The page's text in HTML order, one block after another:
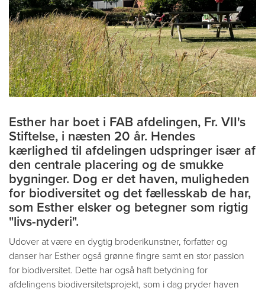
Esther har boet i FAB afdelingen, Fr. VII's
Stiftelse, i næsten 20 år. Hendes
kærlighed til afdelingen udspringer især af
den centrale placering og de smukke
bygninger. Dog er det haven, muligheden
for biodiversitet og det fællesskab de har,
som Esther elsker og betegner som rigtig
"livs-nyderi".
Udover at være en dygtig broderikunstner, forfatter og
danser har Esther også grønne fingre samt en stor passion
for biodiversitet. Dette har også haft betydning for
afdelingens biodiversitetsprojekt, som i dag pryder haven